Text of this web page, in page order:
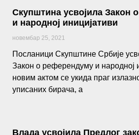
Скупштина усвојила Закон
и народној иницијативи
новембар 25, 2021
Посланици Скупштине Србије
Закон о референдуму и народној
новим актом се укида праг
уписаних бирача, а
Влада усвојила Предлог